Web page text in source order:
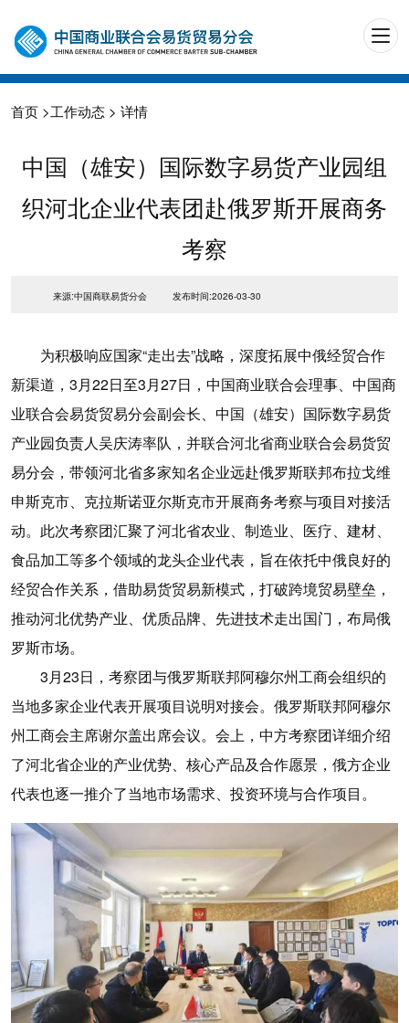
首页 >工作动态 > 详情
中国（雄安）国际数字易货产业园组
织河北企业代表团赴俄罗斯开展商务
考察
来源:中国商联易货分会 发布时间:2026-03-30
为积极响应国家“走出去”战略，深度拓展中俄经贸合作
新渠道，3月22日至3月27日，中国商业联合会理事、中国商
业联合会易货贸易分会副会长、中国（雄安）国际数字易货
产业园负责人吴庆涛率队，并联合河北省商业联合会易货贸
易分会，带领河北省多家知名企业远赴俄罗斯联邦布拉戈维
申斯克市、克拉斯诺亚尔斯克市开展商务考察与项目对接活
动。此次考察团汇聚了河北省农业、制造业、医疗、建材、
食品加工等多个领域的龙头企业代表，旨在依托中俄良好的
经贸合作关系，借助易货贸易新模式，打破跨境贸易壁垒，
推动河北优势产业、优质品牌、先进技术走出国门，布局俄
罗斯市场。
3月23日，考察团与俄罗斯联邦阿穆尔州工商会组织的
当地多家企业代表开展项目说明对接会。俄罗斯联邦阿穆尔
州工商会主席谢尔盖出席会议。会上，中方考察团详细介绍
了河北省企业的产业优势、核心产品及合作愿景，俄方企业
代表也逐一推介了当地市场需求、投资环境与合作项目。